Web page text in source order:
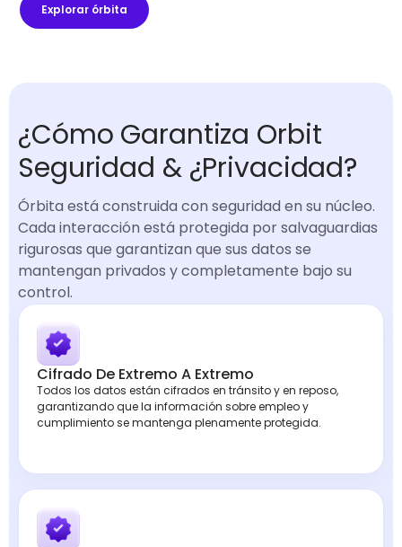
Explorar órbita
¿Cómo Garantiza Orbit
Seguridad & ¿Privacidad?
Órbita está construida con seguridad en su núcleo.
Cada interacción está protegida por salvaguardias
rigurosas que garantizan que sus datos se
mantengan privados y completamente bajo su
control.
Cifrado De Extremo A Extremo
Todos los datos están cifrados en tránsito y en reposo,
garantizando que la información sobre empleo y
cumplimiento se mantenga plenamente protegida.